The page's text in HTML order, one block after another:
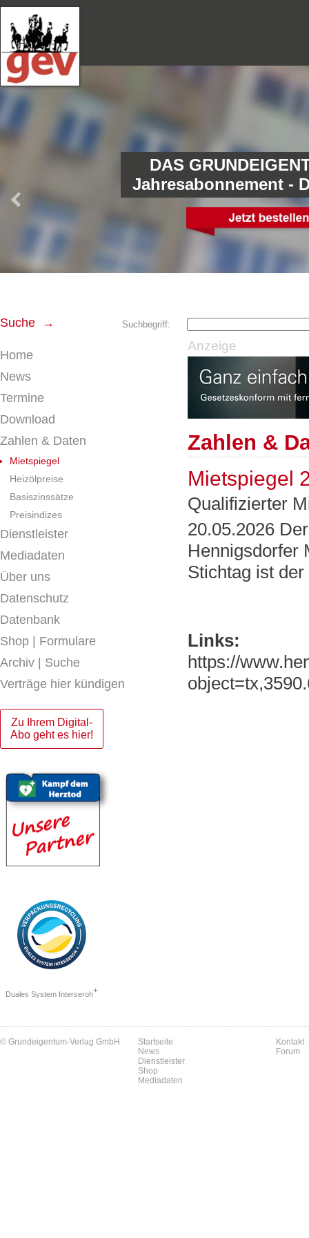
Suche → Suchbegriff:
Home
News
Termine
Download
Zahlen & Daten
Mietspiegel
Heizölpreise
Basiszinssätze
Preisindizes
Dienstleister
Mediadaten
Über uns
Datenschutz
Datenbank
Shop | Formulare
Archiv | Suche
Verträge hier kündigen
Zu Ihrem Digital-
Abo geht es hier!
Duales System Interseroh+
Anzeige
Zahlen &
Mietspiegel
Qualifizierter
20.05.2026
Hennigsdorfer
Stichtag ist
Links:
https://
© Grundeigentum-Verlag GmbH
Startseite
News
Dienstleister
Shop
Mediadaten
Kontakt
Forum
DAS
Jahresabonnement -